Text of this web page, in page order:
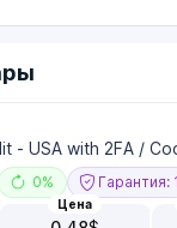
- USA with 2FA /
0% Гарантия:
Цена